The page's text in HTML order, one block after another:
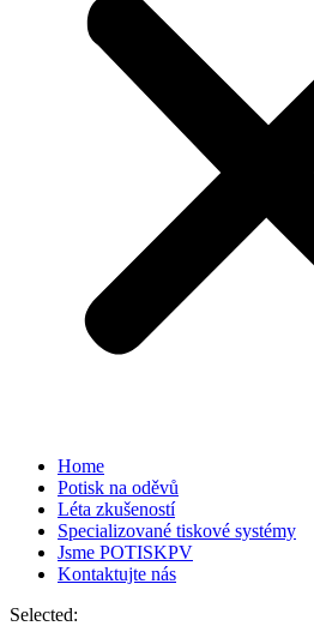
Home
Potisk na oděvů
Léta zkušeností
Specializované tiskové systémy
Jsme POTISKPV
Kontaktujte nás
Selected: